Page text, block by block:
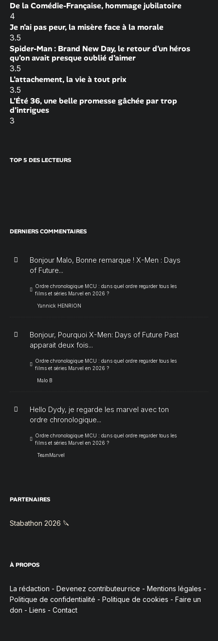
De la Comédie-Française, hommage jubilatoire
4
Je n’ai pas peur, la misère face à la morale
3.5
Spider-Man : Brand New Day, le retour d’un héros
qu’on avait presque oublié d’aimer
3.5
L’attachement, la vie à tout prix
3.5
L’Été 36, une belle promesse gâchée par trop
d’intrigues
3
TOP 5 DES LECTEURS
DERNIERS COMMENTAIRES
Bonjour Malo, Bonne remarque ! X-Men : Days
of Future...
Ordre chronologique MCU : dans quel ordre regarder tous les
films et séries Marvel en 2026 ?
Yannick HENRION
Bonjour, Pourquoi X-Men: Days of Future Past
apparait deux fois...
Ordre chronologique MCU : dans quel ordre regarder tous les
films et séries Marvel en 2026 ?
Malo B
Hello Dydy, je regarde les marvel avec ton
ordre chronologique...
Ordre chronologique MCU : dans quel ordre regarder tous les
films et séries Marvel en 2026 ?
TeamMarvel
PARTENAIRES
Stabathon 2026 🔪
À PROPOS
La rédaction - Devenez contributeur·rice - Mentions légales -
Politique de confidentialité - Politique de cookies - Faire un
don - Liens - Contact